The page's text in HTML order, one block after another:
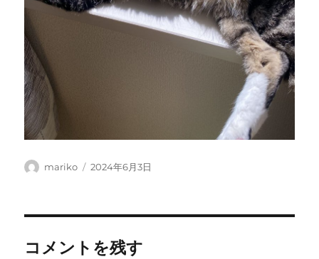
投
mariko
投
2024年6月3日
コメントを残す